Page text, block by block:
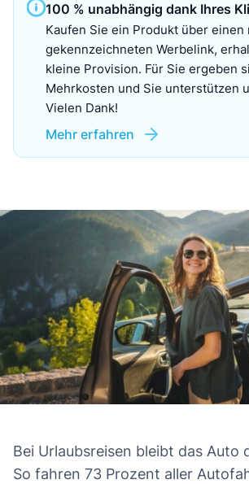
100 % unabhängig dank Ihres
Kaufen Sie ein Produkt über einen
gekennzeichneten Werbelink,
kleine Provision. Für Sie ergeben
Mehrkosten und Sie unterstützen
Vielen Dank!
Mehr erfahren
Bei Urlaubsreisen bleibt das Auto
So fahren 73 Prozent aller